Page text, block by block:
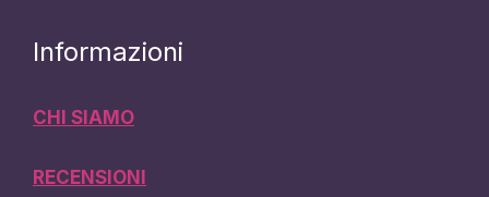
Informazioni
CHI SIAMO
RECENSIONI